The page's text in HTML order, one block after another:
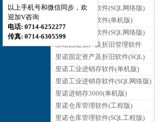
里诺销售管理软件(SQL网络版)
里诺采购管理软件(单机版)
里诺采购管理软件(SQL网络版)
里诺固定资产及折旧管理软件
里诺固定资产及折旧软件(SQL)
里诺工业进销存软件(单机版)
里诺工业进销存软件(SQL网络版)
里诺进销存3000(单机版)
里诺仓库管理软件(工程版)
里诺仓库管理软件(SQL工程版)
以上手机号和微信同步，欢
迎加V咨询
电话: 0714-6252277
传真: 0714-6305599